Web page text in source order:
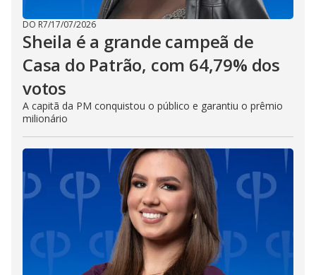
DO R7/17/07/2026
Sheila é a grande campeã de
Casa do Patrão, com 64,79% dos
votos
A capitã da PM conquistou o público e garantiu o prêmio
milionário